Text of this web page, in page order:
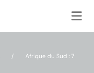
/
Afrique du Sud : 7